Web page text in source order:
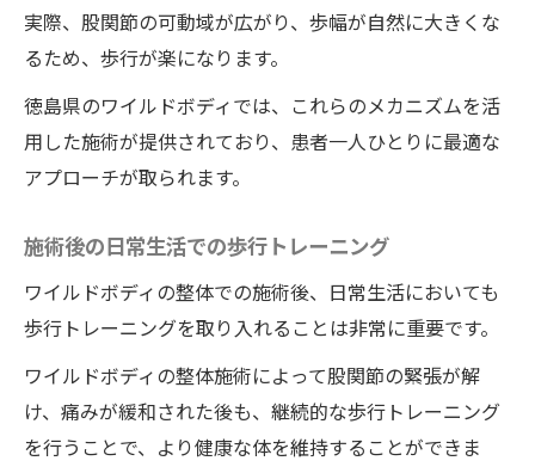
実際、股関節の可動域が広がり、歩幅が自然に大きくな
るため、歩行が楽になります。
徳島県のワイルドボディでは、これらのメカニズムを活
用した施術が提供されており、患者一人ひとりに最適な
アプローチが取られます。
施術後の日常生活での歩行トレーニング
ワイルドボディの整体での施術後、日常生活においても
歩行トレーニングを取り入れることは非常に重要です。
ワイルドボディの整体施術によって股関節の緊張が解
け、痛みが緩和された後も、継続的な歩行トレーニング
を行うことで、より健康な体を維持することができま